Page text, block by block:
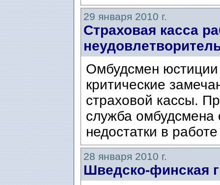
29 января 2010 г.
Страховая касса
Омбудсмен
критические
страховой кассы.
служба омбудсмена
недостатки в
28 января 2010 г.
Шведско-финская